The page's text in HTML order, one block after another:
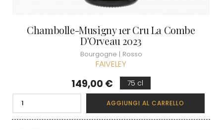
Chambolle-Musigny 1er Cru La Combe
D'Orveau 2023
Bourgogne | Rosso
FAIVELEY
Prezzo
149,00 € 75 cl
AGGIUNGI AL CARRELLO